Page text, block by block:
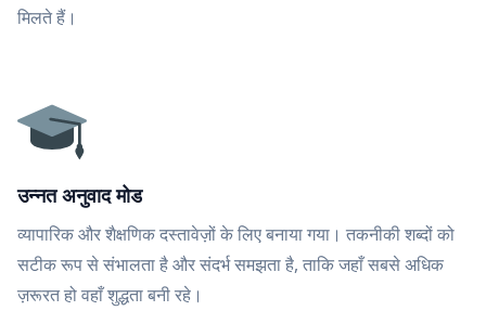
मिलते हैं।
उन्नत अनुवाद मोड
व्यापारिक और शैक्षणिक दस्तावेज़ों के लिए बनाया गया। तकनीकी शब्दों को
सटीक रूप से संभालता है और संदर्भ समझता है, ताकि जहाँ सबसे अधिक
ज़रूरत हो वहाँ शुद्धता बनी रहे।